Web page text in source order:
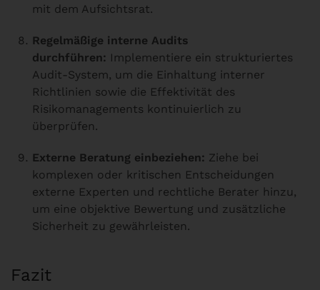
mit dem Aufsichtsrat.
Regelmäßige interne Audits
durchführen: Implementiere ein strukturiertes
Audit-System, um die Einhaltung interner
Richtlinien sowie die Effektivität des
Risikomanagements kontinuierlich zu
überprüfen.
Externe Beratung einbeziehen: Ziehe bei
komplexen oder kritischen Entscheidungen
externe Experten und rechtliche Berater hinzu,
um eine objektive Bewertung und zusätzliche
Sicherheit zu gewährleisten.
Fazit